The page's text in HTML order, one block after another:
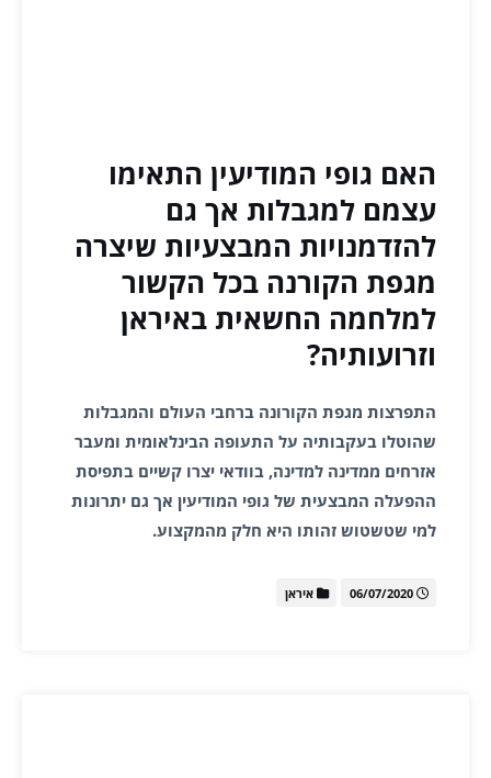
האם גופי המודיעין התאימו
עצמם למגבלות אך גם
להזדמנויות המבצעיות שיצרה
מגפת הקורנה בכל הקשור
למלחמה החשאית באיראן
וזרועותיה?
התפרצות מגפת הקורונה ברחבי העולם והמגבלות
שהוטלו בעקבותיה על התעופה הבינלאומית ומעבר
אזרחים ממדינה למדינה, בוודאי יצרו קשיים בתפיסת
ההפעלה המבצעית של גופי המודיעין אך גם יתרונות
למי שטשטוש זהותו היא חלק מהמקצוע.
06/07/2020 איראן